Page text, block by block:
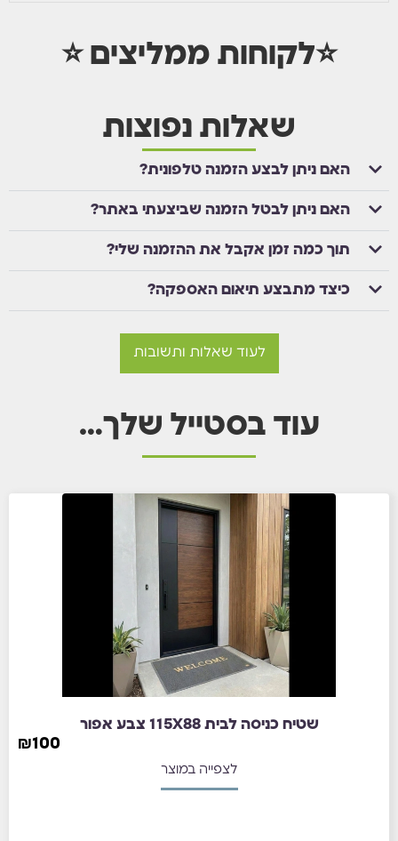
⭐לקוחות ממליצים ⭐
שאלות נפוצות
האם ניתן לבצע הזמנה טלפונית?
האם ניתן לבטל הזמנה שביצעתי באתר?
תוך כמה זמן אקבל את ההזמנה שלי?
כיצד מתבצע תיאום האספקה?
לעוד שאלות ותשובות
עוד בסטייל שלך…
שטיח כניסה לבית 115X88 צבע אפור
₪100
לצפייה במוצר